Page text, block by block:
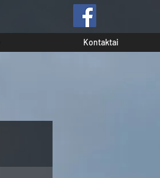
Kontaktai